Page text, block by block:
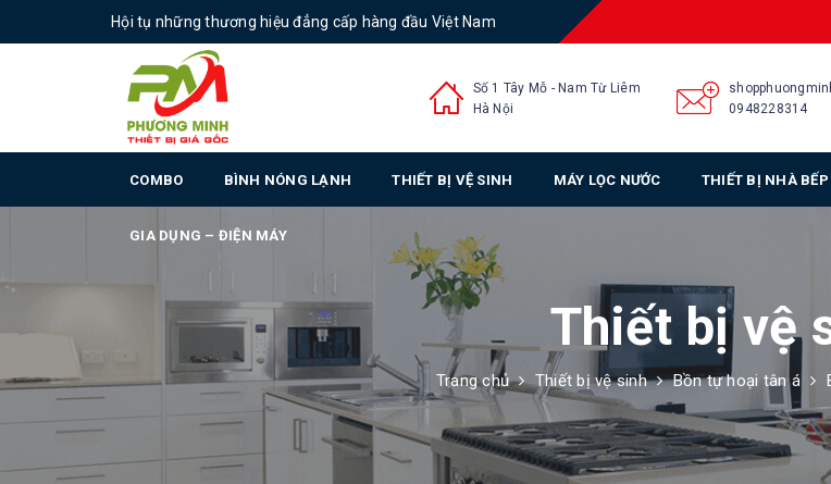
Hội tụ những thương hiệu đẳng cấp hàng đầu Việt Nam
Số 1 Tây Mỗ - Nam Từ Liêm
Hà Nội
0948228314
COMBO BÌNH NÓNG LẠNH THIẾT BỊ VỆ SINH MÁY LỌC NƯỚC THIẾT BỊ NHÀ BẾP
GIA DỤNG – ĐIỆN MÁY
Thiết bị vệ
Trang chủ Thiết bị vệ sinh Bồn tự hoại tân á